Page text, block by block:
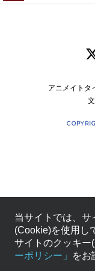
アニメイトタ
当サイトでは、サ
(Cookie)を使用し
サイトのクッキー
ーポリシー」
をお